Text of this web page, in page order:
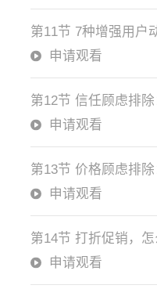
第11节 7种增强用户
申请观看
第12节 信任顾虑排
申请观看
第13节 价格顾虑排
申请观看
第14节 打折促销，怎
申请观看